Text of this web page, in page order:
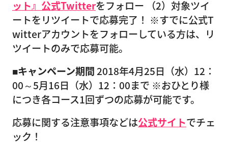
ット』公式Twitterをフォロー （2）対象ツイ
ートをリツイートで応募完了！ ※すでに公式T
witterアカウントをフォローしている方は、リ
ツイートのみで応募可能。
■キャンペーン期間2018年4月25日（水）12：
00～5月16日（水）12：00まで ※おひとり様
につき各コース1回ずつの応募が可能です。
応募に関する注意事項などは公式サイトでチェ
ック！